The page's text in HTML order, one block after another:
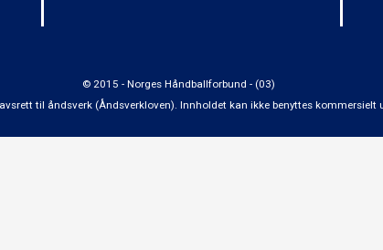
© 2015 - Norges Håndballforbund - (03)
til åndsverk (Åndsverkloven). Innholdet kan ikke benyttes kommersielt